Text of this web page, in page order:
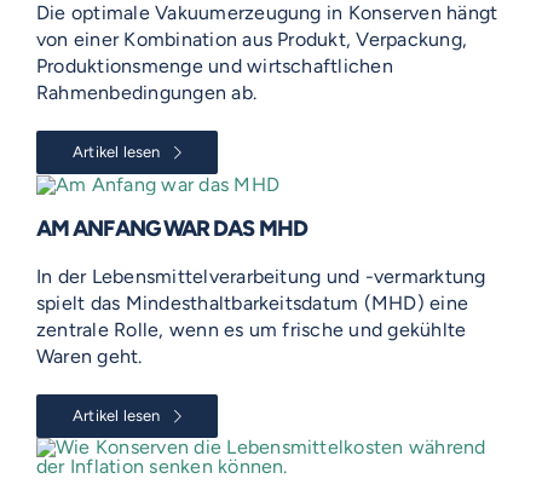
Die optimale Vakuumerzeugung in Konserven hängt
von einer Kombination aus Produkt, Verpackung,
Produktionsmenge und wirtschaftlichen
Rahmenbedingungen ab.
Artikel lesen
AM ANFANG WAR DAS MHD
In der Lebensmittelverarbeitung und -vermarktung
spielt das Mindesthaltbarkeitsdatum (MHD) eine
zentrale Rolle, wenn es um frische und gekühlte
Waren geht.
Artikel lesen